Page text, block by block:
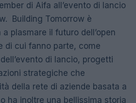
di Aifa all’evento di lancio
Building Tomorrow è
a plasmare il futuro dell’open
di cui fanno parte, come
di lancio, progetti
strategiche che
della rete di aziende basata a
ha inoltre una bellissima storia